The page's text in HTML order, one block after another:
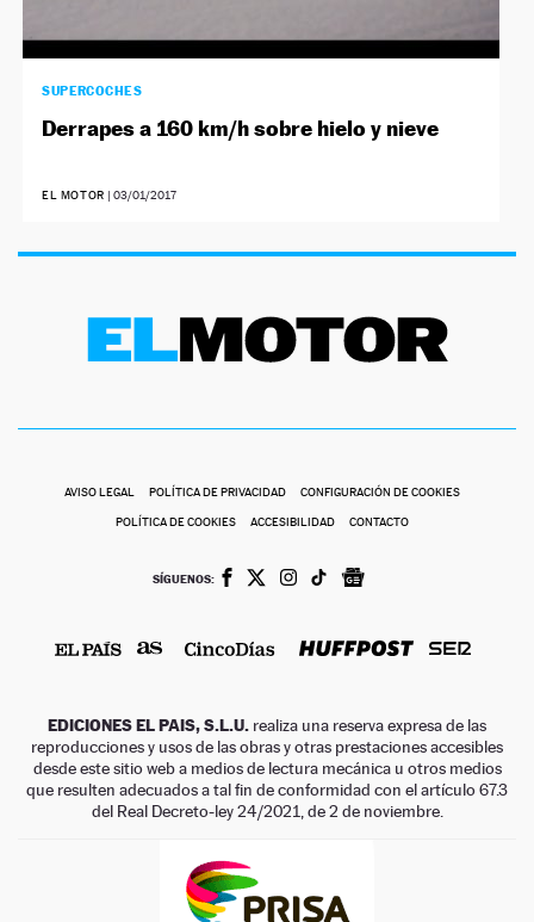
SUPERCOCHES
Derrapes a 160 km/h sobre hielo y nieve
EL MOTOR | 03/01/2017
AVISO LEGAL POLÍTICA DE PRIVACIDAD CONFIGURACIÓN DE COOKIES
POLÍTICA DE COOKIES ACCESIBILIDAD CONTACTO
SÍGUENOS:
EDICIONES EL PAIS, S.L.U. realiza una reserva expresa de las
reproducciones y usos de las obras y otras prestaciones accesibles
desde este sitio web a medios de lectura mecánica u otros medios
que resulten adecuados a tal fin de conformidad con el artículo 67.3
del Real Decreto-ley 24/2021, de 2 de noviembre.